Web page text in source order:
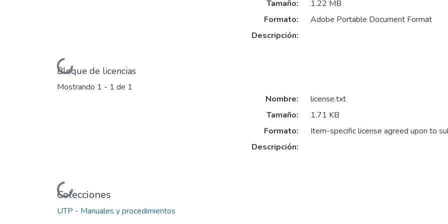
Cargando...
Tamaño:
1.22 MB
Formato:
Adobe Portable Document Format
Descripción:
Bloque de licencias
Mostrando 1 - 1 de 1
Cargando...
Nombre:
license.txt
Tamaño:
1.71 KB
Formato:
Item-specific license agreed upon to
Descripción:
Colecciones
UTP - Manuales y procedimientos